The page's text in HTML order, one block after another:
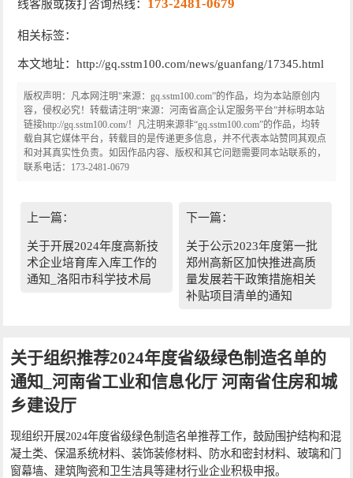
线客服或拨打咨询热线： 173-2481-0679
相关标签：
本文地址：http://gq.sstm100.com/news/guanfang/17345.html
版权声明：凡本网注明"来源：gq.sstm100.com”的作品，均为本站原创内
容，侵权必究！转载请注明“来源：河南省高企认定服务平台”并标明本站
链接http://gq.sstm100.com/！凡注明来源非“gq.sstm100.com”的作品，均转
载自其它媒体平台，转载目的是传递更多信息，并不代表本站赞同其观点
和对其真实性负责。如因作品内容、版权和其它问题需要同本站联系的，
联系电话：173-2481-0679
上一篇：
关于开展2024年度高新技
术企业培育库入库工作的
通知_洛阳市科学技术局
下一篇：
关于公示2023年度第一批
郑州高新区加快推进高质
量发展若干政策措施相关
补贴项目清单的通知
关于组织推荐2024年度省级绿色制造名单的
通知_河南省工业和信息化厅 河南省住房和城
乡建设厅
现组织开展2024年度省级绿色制造名单推荐工作，鼓励围护结构和混
凝土类、保温系统材料、装饰装修材料、防水和密封材料、玻璃和门
窗幕墙、建筑陶瓷和卫生洁具等建材行业企业积极申报。